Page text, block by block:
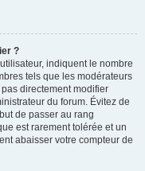
?
indiquent le nombre
tels que les modérateurs
directement modifier
du forum. Évitez de
de passer au rang
est rarement tolérée et un
abaisser votre compteur de